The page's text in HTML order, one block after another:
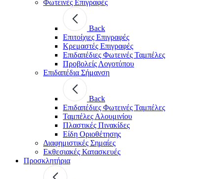
Φωτεινές Επιγραφές
Back
Επιτοίχιες Επιγραφές
Κρεμαστές Επιγραφές
Επιδαπέδιες Φωτεινές Ταμπέλες
Προβολείς Λογοτύπου
Επιδαπέδια Σήμανση
Back
Επιδαπέδιες Φωτεινές Ταμπέλες
Ταμπέλες Αλουμινίου
Πλαστικές Πινακίδες
Είδη Οριοθέτησης
Διαφημιστικές Σημαίες
Εκθεσιακές Κατασκευές
Προσκλητήρια